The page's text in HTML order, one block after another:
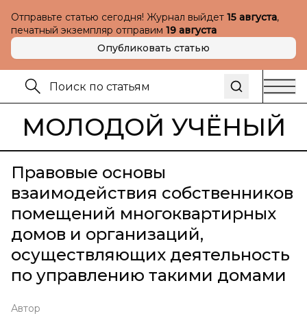
Отправьте статью сегодня! Журнал выйдет 15 августа,
печатный экземпляр отправим 19 августа
Опубликовать статью
МОЛОДОЙ УЧЁНЫЙ
Правовые основы
взаимодействия собственников
помещений многоквартирных
домов и организаций,
осуществляющих деятельность
по управлению такими домами
Автор